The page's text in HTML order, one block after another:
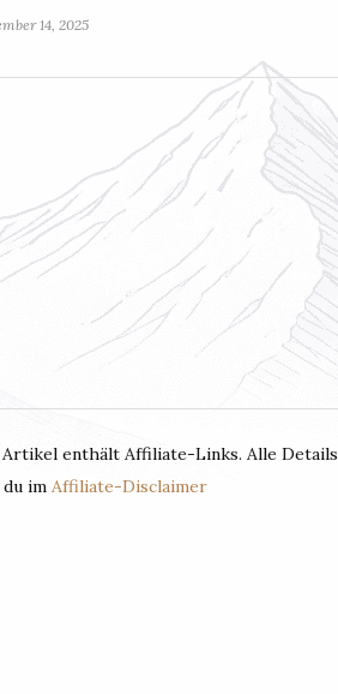
14, 2025
enthält Affiliate-Links. Alle Details
im Affiliate-Disclaimer